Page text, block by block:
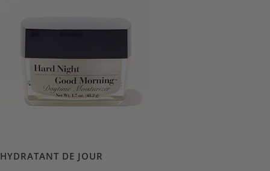
HYDRATANT DE JOUR